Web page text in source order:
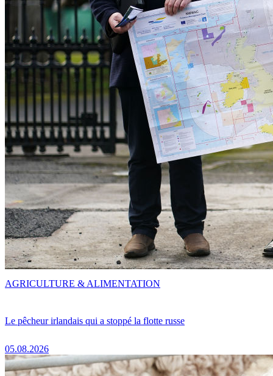
Le pêcheur irlandais qui a stoppé la flotte russe
05.08.2026
AGRICULTURE & ALIMENTATION